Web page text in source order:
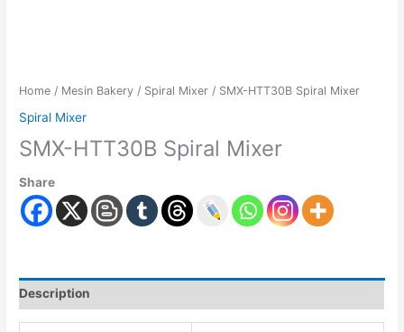
Home / Mesin Bakery / Spiral Mixer / SMX-HTT30B Spiral Mixer
Spiral Mixer
SMX-HTT30B Spiral Mixer
Share
Description